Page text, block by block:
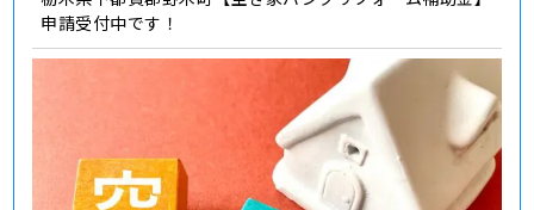
申請受付中です！